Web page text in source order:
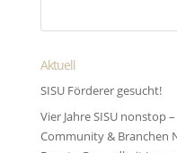
Aktuell
SISU Förderer gesucht!
Vier Jahre SISU nonstop
Community & Branchen